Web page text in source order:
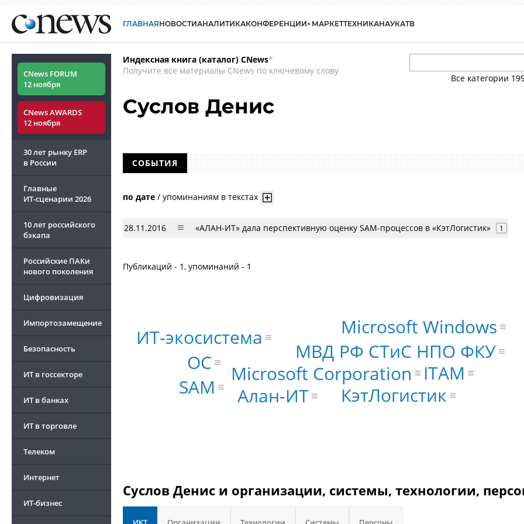
ГЛАВНАЯНОВОСТИАНАЛИТИКАКОНФЕРЕНЦИИ МАРКЕТТЕХНИКАНАУКАТВ
CNews FORUM
12 ноября
CNews AWARDS
12 ноября
30 лет рынку ERP
в России
Главные
ИТ-сценарии 2026
10 лет российского
бэкапа
Российские ПАКи
нового поколения
Цифровизация
Импортозамещение
Безопасность
ИТ в госсекторе
ИТ в банках
ИТ в торговле
Телеком
Интернет
ИТ-бизнес
Индексная книга (каталог) CNews*
Получите все материалы CNews по ключевому слову
Все категории
Суслов Денис
СОБЫТИЯ
по дате / упоминаниям в текстах
28.11.2016 «АЛАН-ИТ» дала перспективную оценку SAM-процессов в «КэтЛогистик» 1
Публикаций - 1, упоминаний - 1
Microsoft Corporation
МВД РФ СТиС НПО ФКУ
Алан-ИТ
КэтЛогистик
ИТ-экосистема
ОС
SAM
ITAM
Microsoft Windows
Суслов Денис и организации, системы, технологии,